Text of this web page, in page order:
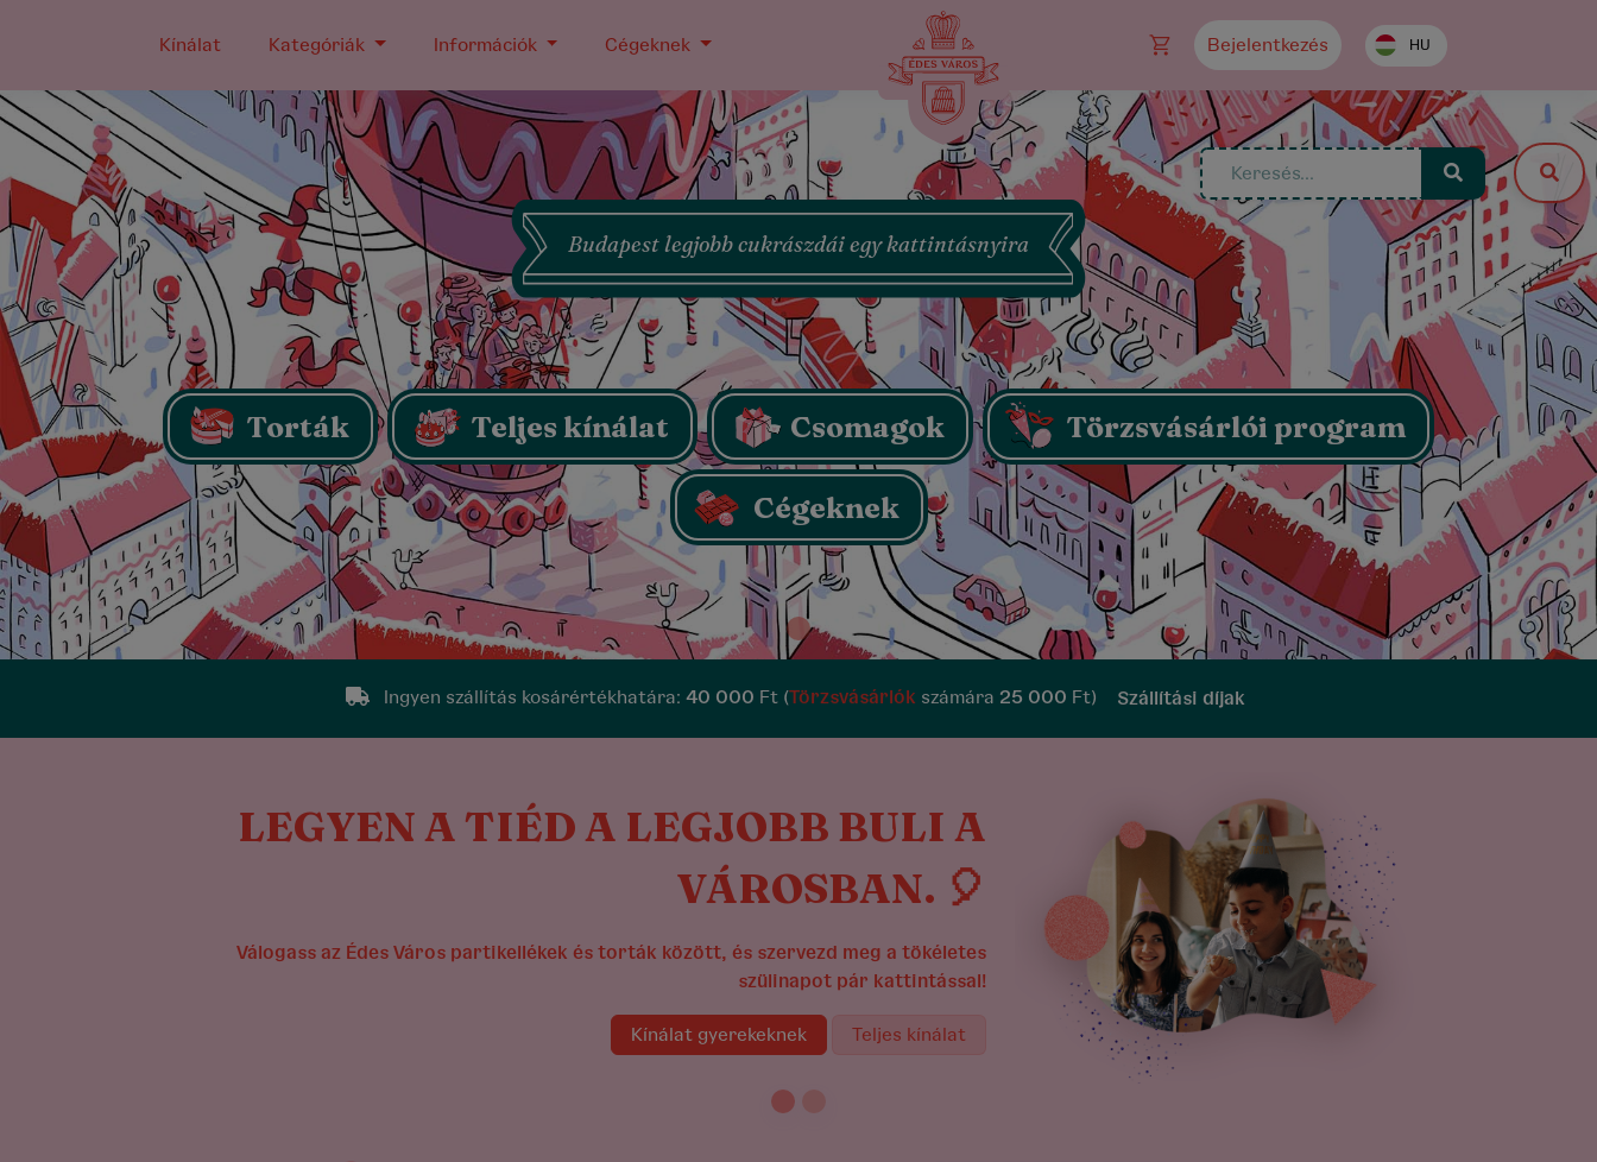
Kínálat Kategóriák Információk Cégeknek Bejelentkezés HU
Budapest legjobb cukrászdái egy kattintásnyira
Torták Teljes kínálat Csomagok Törzsvásárlói program
Cégeknek
Ingyen szállítás kosárértékhatára: 40 000 Ft (Törzsvásárlók számára 25 000 Ft) Szállítási díjak
LEGYEN A TIÉD A LEGJOBB BULI A
VÁROSBAN. 🎈
Válogass az Édes Város partikellékek és torták között, és szervezd meg a tökéletes
szülinapot pár kattintással!
Kínálat gyerekeknek Teljes kínálat